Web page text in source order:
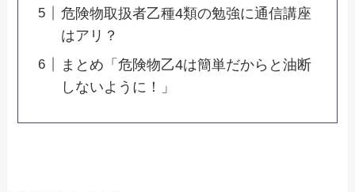
危険物取扱者乙種4類の勉強に通信講座
はアリ？
まとめ「危険物乙4は簡単だからと油断
しないように！」